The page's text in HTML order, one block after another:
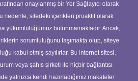
onaylanmış bir Yer Sağlayıcı olarak
nedenle, sitedeki içerikleri proaktif olarak
yükümlülüğümüz bulunmamaktadır. Ancak,
sorumluluğunu taşımakta olup, siteye
kabul etmiş sayılırlar. Bu internet sitesi,
veya şahıs şirketi ile hiçbir bağlantısı
yalnızca kendi hazırladığımız makaleler